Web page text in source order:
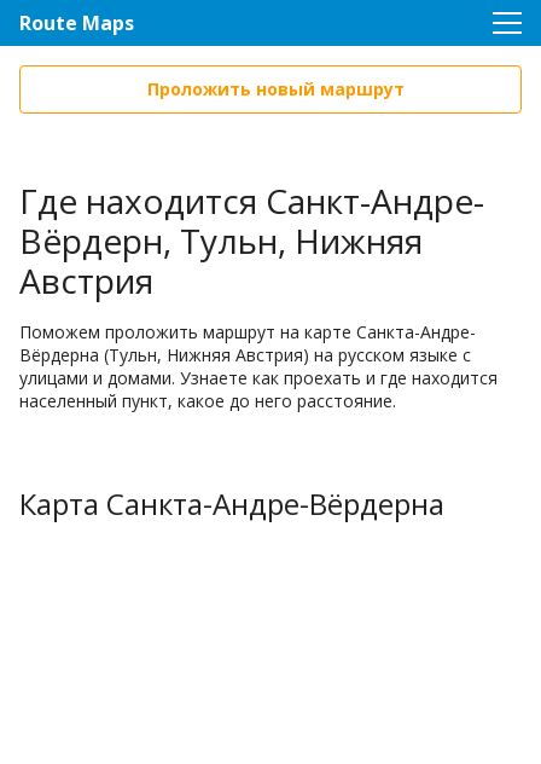
Route Maps
Проложить новый маршрут
Где находится Санкт-Андре-
Вёрдерн, Тульн, Нижняя
Австрия
Поможем проложить маршрут на карте Санкта-Андре-
Вёрдерна (Тульн, Нижняя Австрия) на русском языке с
улицами и домами. Узнаете как проехать и где находится
населенный пункт, какое до него расстояние.
Карта Санкта-Андре-Вёрдерна